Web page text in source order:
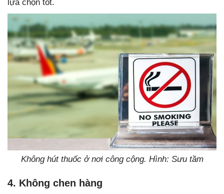
lựa chọn tốt.
Không hút thuốc ở nơi công cộng. Hình: Sưu tầm
4. Không chen hàng